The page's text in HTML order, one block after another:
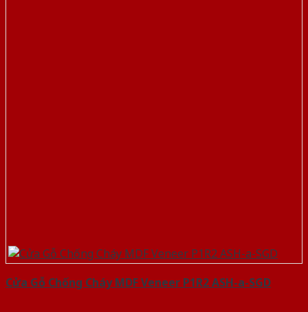
Cửa Gỗ Chống Cháy MDF Veneer P1R2 ASH-a-SGD